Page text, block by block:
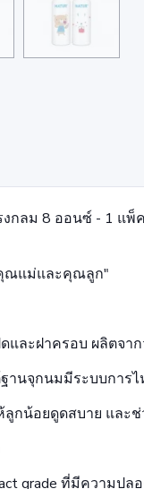
งกลม 8 ออนซ์ - 1 แ
ณแม่และคุณลูก"
ดและฝาครอบ ผลิตจ
นจุกนมมีระบบการไ
ลูกน้อยดูดสบาย และ
grade ที่มีความปล